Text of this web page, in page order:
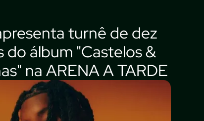
turnê de dez
do álbum "Castelos &
na ARENA A TARDE